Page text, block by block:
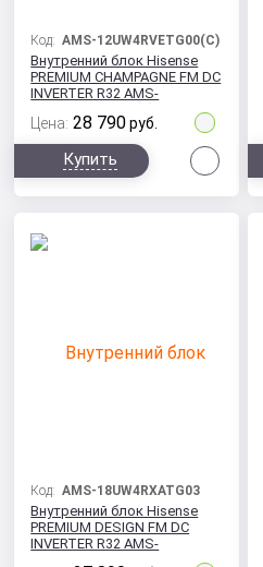
Код:AMS-12UW4RVETG00(С)
Внутренний блок Hisense
PREMIUM CHAMPAGNE FM DC
INVERTER R32 AMS-
Цена: 28 790 руб.
Купить
Код:AMS-18UW4RXATG03
Внутренний блок Hisense
PREMIUM DESIGN FM DC
INVERTER R32 AMS-